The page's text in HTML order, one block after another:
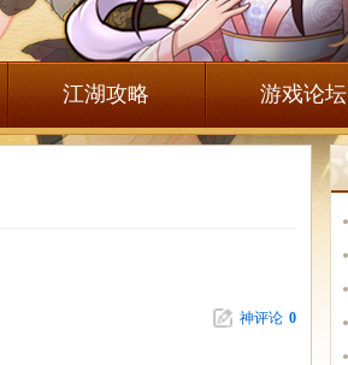
江湖攻略 游戏论坛
神评论 0